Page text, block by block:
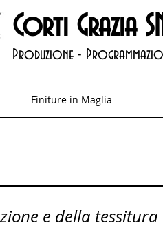
Corti Grazia
Produzione -
Finiture in Maglia
e della